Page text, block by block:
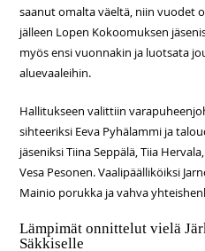
saanut omalta väeltä, niin vuodet
jälleen Lopen Kokoomuksen
myös ensi vuonnakin ja luotsata
aluevaaleihin.
Hallitukseen valittiin
sihteeriksi Eeva Pyhälammi ja
jäseniksi Tiina Seppälä, Tiia
Vesa Pesonen. Vaalipäälliköiksi
Mainio porukka ja vahva
Lämpimät onnittelut vielä
Säkkiselle